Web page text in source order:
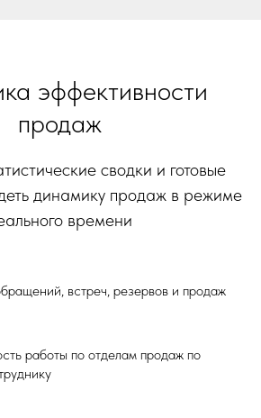
эффективности
продаж
сводки и готовые
динамику продаж в режиме
времени
встреч, резервов и продаж
работы по отделам продаж по